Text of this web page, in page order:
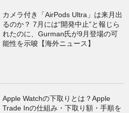
カメラ付き「AirPods Ultra」は来月出
るのか？ 7月には“開発中止”と報じら
れたのに、Gurman氏が9月登場の可
能性を示唆【海外ニュース】
Apple Watchの下取りとは？Apple
Trade Inの仕組み・下取り額・手順を